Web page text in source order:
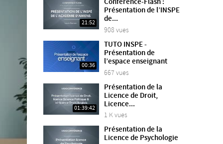
21:52
Conférence-Flash :
Présentation de l’INSPE
de...
908 vues
00:36
TUTO INSPE -
Présentation de
l’espace enseignant
667 vues
01:39:42
Présentation de la
Licence de Droit,
Licence...
1 K vues
Présentation de la
Licence de Psychologie